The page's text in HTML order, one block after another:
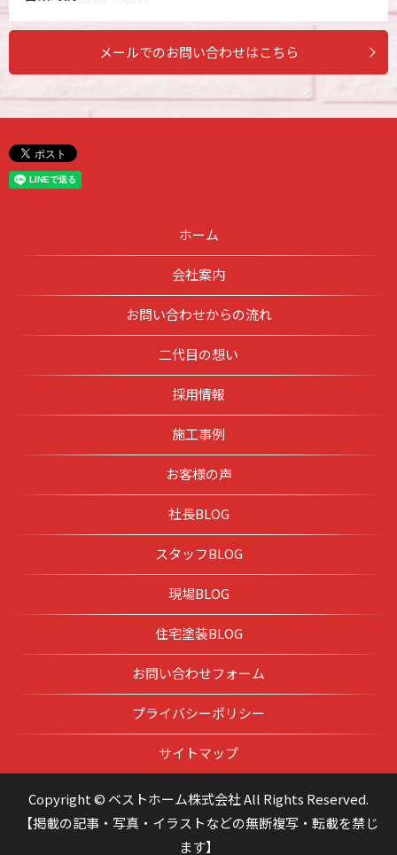
メールでのお問い合わせはこちら
ホーム
会社案内
お問い合わせからの流れ
二代目の想い
採用情報
施工事例
お客様の声
社長BLOG
スタッフBLOG
現場BLOG
住宅塗装BLOG
お問い合わせフォーム
プライバシーポリシー
サイトマップ
Copyright © ベストホーム株式会社 All Rights Reserved.
【掲載の記事・写真・イラストなどの無断複写・転載を禁じ
ます】